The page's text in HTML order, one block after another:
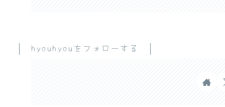
hyouhyouをフォローする